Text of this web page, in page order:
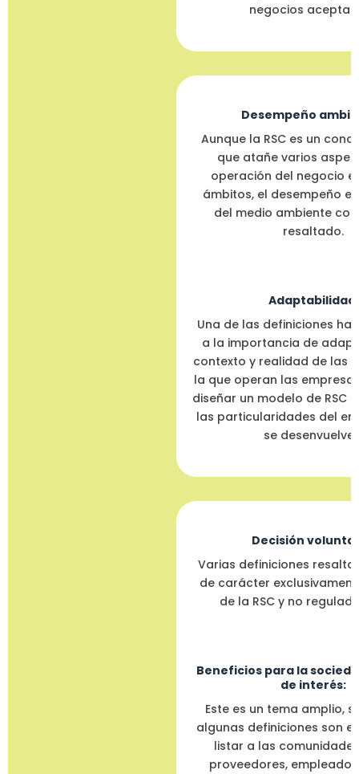
negocios
Desempeño
Aunque la RSC es un
que atañe varios
operación del negocio
ámbitos, el desempeño
del medio ambiente
resaltado.
Adaptabilidad:
Una de las definiciones
a la importancia de
contexto y realidad de las
la que operan las
diseñar un modelo de RSC
las particularidades del
se
Decisión
Varias definiciones
de carácter
de la RSC y no
Beneficios para la
de interés:
Este es un tema amplio,
algunas definiciones son
listar a las
proveedores,